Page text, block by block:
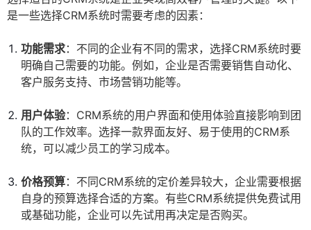
是一些选择CRM系统时需要考虑的因素：
功能需求：不同的企业有不同的需求，选择CRM系统时要
明确自己需要的功能。例如，企业是否需要销售自动化、
客户服务支持、市场营销功能等。
用户体验：CRM系统的用户界面和使用体验直接影响到团
队的工作效率。选择一款界面友好、易于使用的CRM系
统，可以减少员工的学习成本。
价格预算：不同CRM系统的定价差异较大，企业需要根据
自身的预算选择合适的方案。有些CRM系统提供免费试用
或基础功能，企业可以先试用再决定是否购买。